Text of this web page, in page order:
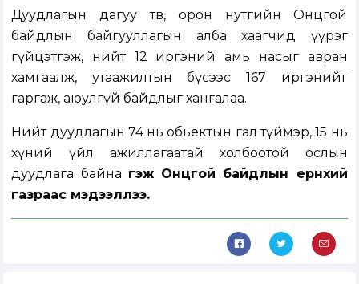
Дуудлагын дагуу төв, орон нутгийн Онцгой
байдлын байгууллагын алба хаагчид үүрэг
гүйцэтгэж, нийт 12 иргэний амь насыг авран
хамгаалж, утаажилтын бүсээс 167 иргэнийг
гаргаж, аюулгүй байдлыг хангалаа.
Нийт дуудлагын 74 нь обьектын гал түймэр, 15 нь
хүний үйл ажиллагаатай холбоотой ослын
дуудлага байна гэж Онцгой байдлын ерөнхий
газраас мэдээллээ.